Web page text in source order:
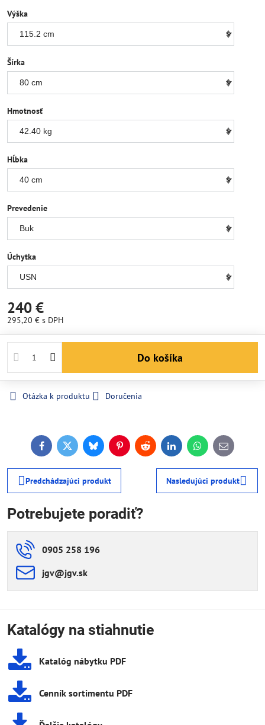
Výška
Šírka
Hmotnosť
Hĺbka
Prevedenie
Úchytka
240 €
295,20 € s DPH
Do košíka
Otázka k produktu Doručenia
FacebookTwitterBlueskyPinterestReddit LinkedInWhatsApp
E-
mail
Predchádzajúci produkt Nasledujúci produkt
Potrebujete poradiť?
0905 258 196
jgv​@jgv​.sk
Katalógy na stiahnutie
Katalóg nábytku PDF
Cenník sortimentu PDF